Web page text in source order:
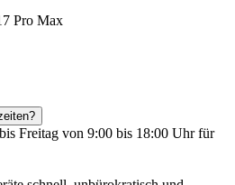
Pro Max
Freitag von 9:00 bis 18:00 Uhr für